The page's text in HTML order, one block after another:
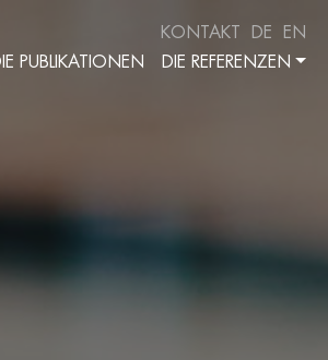
KONTAKT DE
EN
PUBLIKATIONEN DIE REFERENZEN